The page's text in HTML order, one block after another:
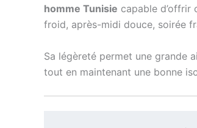
homme Tunisie capable
froid, après-midi douce, soirée
Sa légèreté permet une grande
tout en maintenant une bonne